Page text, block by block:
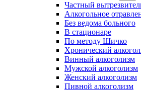
Частный
Алкогольное
Без ведома больного
В стационаре
По методу Шичко
Хронический
Винный алкоголизм
Мужской алкоголизм
Женский алкоголизм
Пивной алкоголизм